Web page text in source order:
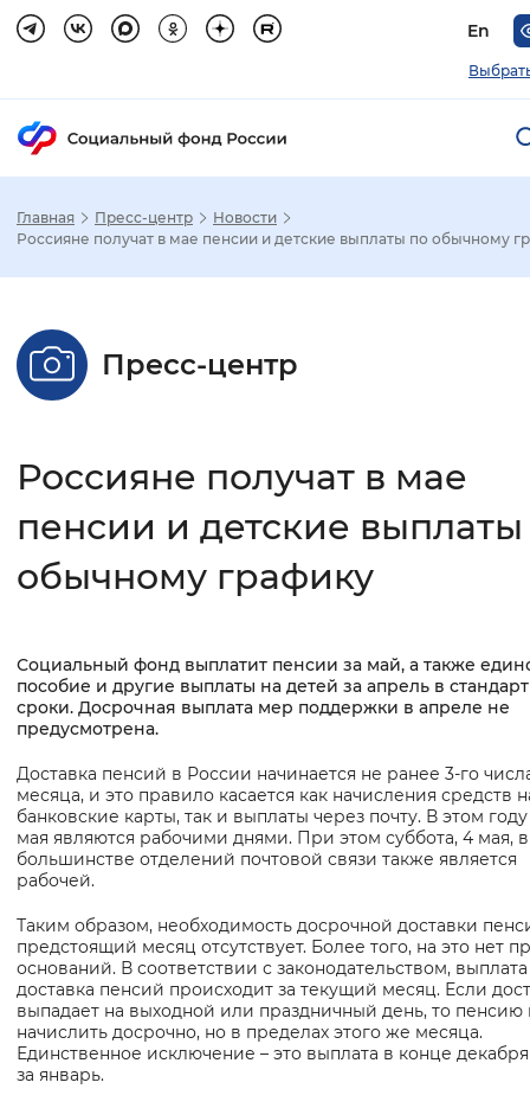
En
Размер шрифта
Шрифт
Интервал между буквами
Цвет сайта
Монохромный
Синий фон
Изображения
Звуковой ассистент
Воспроизвести Остановить
Главная Пресс-центр
Новости
Россияне получат в мае пенсии и детские выплаты по обычному
Пресс-центр
Россияне получат в мае
пенсии и детские
обычному графику
Основная
информация
Социальный фонд выплатит пенсии за май, а также
пособие и другие выплаты на детей за апрель в
сроки. Досрочная выплата мер поддержки в апреле не
предусмотрена.
Доставка пенсий в России начинается не ранее 3-го
месяца, и это правило касается как начисления средств
банковские карты, так и выплаты через почту. В этом
мая являются рабочими днями. При этом суббота, 4 мая, в
большинстве отделений почтовой связи также является
рабочей.
Таким образом, необходимость досрочной доставки
предстоящий месяц отсутствует. Более того, на это нет
оснований. В соответствии с законодательством,
доставка пенсий происходит за текущий месяц. Если
выпадает на выходной или праздничный день, то пенсию
начислить досрочно, но в пределах этого же месяца.
Единственное исключение – это выплата в конце
за январь.